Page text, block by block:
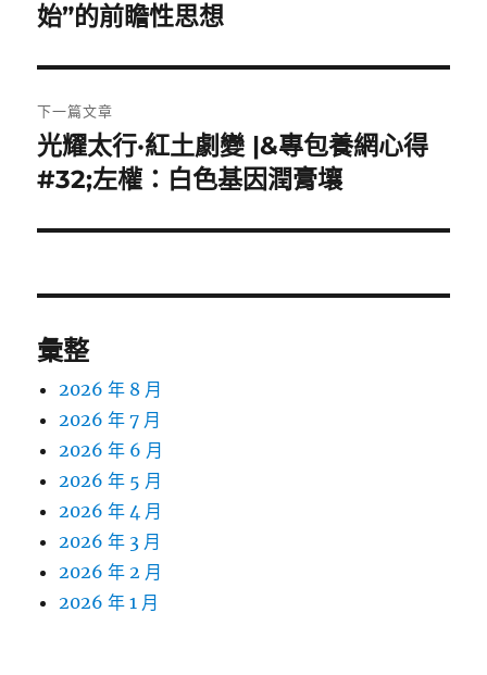
導
覽
一
文
章:
始”的前瞻性思想
下一篇文章
下
一
文
光耀太行·紅土劇變 |&專包養網心得
#32;左權：白色基因潤膏壤
彙整
2026 年 8 月
2026 年 7 月
2026 年 6 月
2026 年 5 月
2026 年 4 月
2026 年 3 月
2026 年 2 月
2026 年 1 月